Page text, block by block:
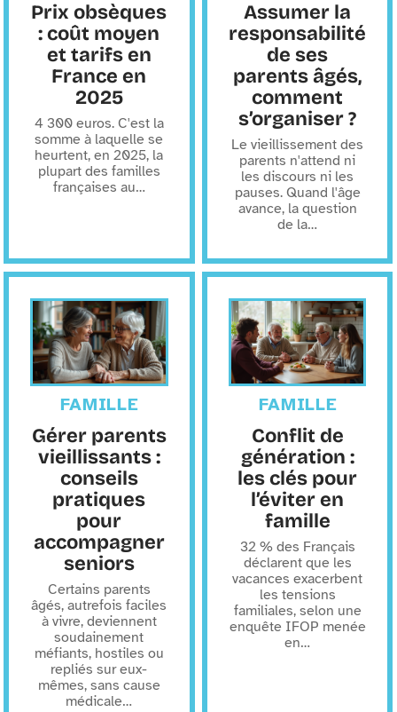
Prix obsèques
: coût moyen
et tarifs en
France en
2025
4 300 euros. C'est la
somme à laquelle se
heurtent, en 2025, la
plupart des familles
françaises au…
Assumer la
responsabilité
de ses
parents âgés,
comment
s’organiser ?
Le vieillissement des
parents n'attend ni
les discours ni les
pauses. Quand l'âge
avance, la question
de la…
FAMILLE
Gérer parents
vieillissants :
conseils
pratiques
pour
accompagner
seniors
Certains parents
âgés, autrefois faciles
à vivre, deviennent
soudainement
méfiants, hostiles ou
repliés sur eux-
mêmes, sans cause
médicale…
FAMILLE
Conflit de
génération :
les clés pour
l’éviter en
famille
32 % des Français
déclarent que les
vacances exacerbent
les tensions
familiales, selon une
enquête IFOP menée
en…